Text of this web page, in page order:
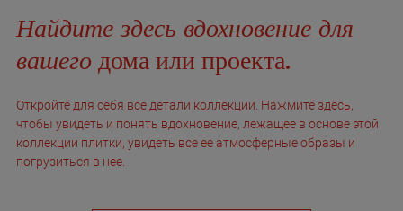
Найдите здесь вдохновение для
вашего дома или проекта.
Откройте для себя все детали коллекции. Нажмите здесь,
чтобы увидеть и понять вдохновение, лежащее в основе этой
коллекции плитки, увидеть все ее атмосферные образы и
погрузиться в нее.